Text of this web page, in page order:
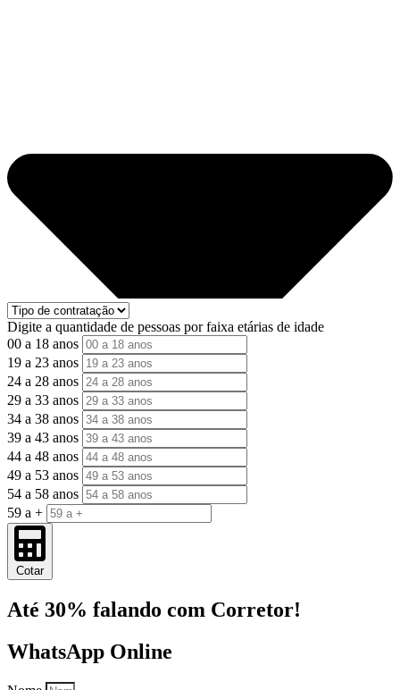
Digite a quantidade de pessoas por faixa etárias de idade
00 a 18 anos
19 a 23 anos
24 a 28 anos
29 a 33 anos
34 a 38 anos
39 a 43 anos
44 a 48 anos
49 a 53 anos
54 a 58 anos
59 a +
Cotar
Até 30% falando com Corretor!
WhatsApp Online